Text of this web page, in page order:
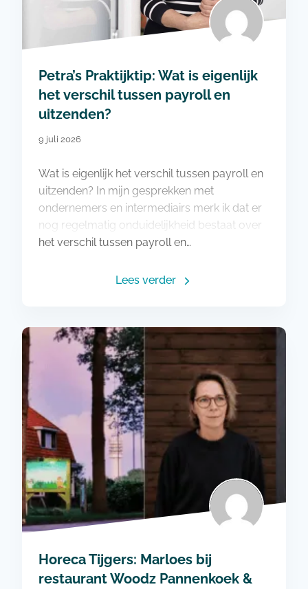
Petra’s Praktijktip: Wat is eigenlijk
het verschil tussen payroll en
uitzenden?
9 juli 2026
Wat is eigenlijk het verschil tussen payroll en
uitzenden? In mijn gesprekken met
ondernemers en intermediairs merk ik dat er
nog regelmatig onduidelijkheid bestaat over
het verschil tussen payroll en…
Lees verder
Horeca Tijgers: Marloes bij
restaurant Woodz Pannenkoek &